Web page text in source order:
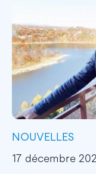
NOUVELLES
17 décembre